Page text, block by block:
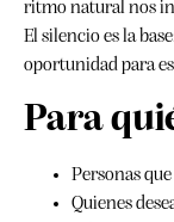
ritmo natural nos
El silencio es la
oportunidad para
Para
Personas
Quienes